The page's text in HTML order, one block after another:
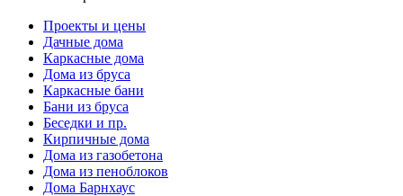
Проекты и цены
Дачные дома
Каркасные дома
Дома из бруса
Каркасные бани
Бани из бруса
Беседки и пр.
Кирпичные дома
Дома из газобетона
Дома из пеноблоков
Дома Барнхаус